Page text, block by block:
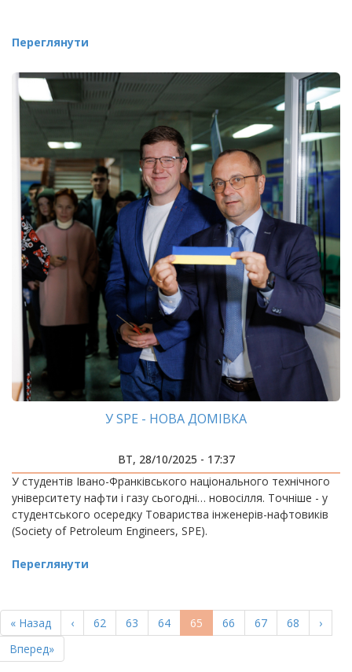
Переглянути
У SPE - НОВА ДОМІВКА
ВТ, 28/10/2025 - 17:37
У студентів Івано-Франківського національного технічного
університету нафти і газу сьогодні… новосілля. Точніше - у
студентського осередку Товариства інженерів-нафтовиків
(Society of Petroleum Engineers, SPE).
Переглянути
НА
СТОРІНКИ
Перша
сторінка
« Назад
Попередня
сторінка
‹ Page
62 Page
63 Page
64
Поточна
сторінка
65 Page
66 Page
67 Page
68
›
Остання
сторінка
Вперед»